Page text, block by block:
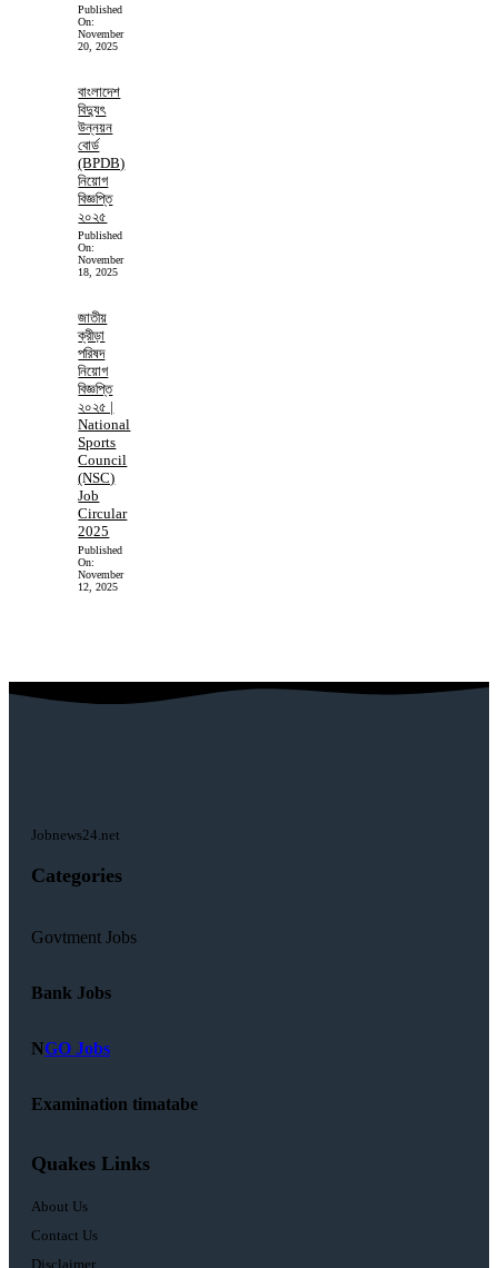
Published
On:
November
20, 2025
বাংলাদেশ
বিদ্যুৎ
উন্নয়ন
বোর্ড
(BPDB)
নিয়োগ
বিজ্ঞপ্তি
২০২৫
Published
On:
November
18, 2025
জাতীয়
ক্রীড়া
পরিষদ
নিয়োগ
বিজ্ঞপ্তি
২০২৫ |
National
Sports
Council
(NSC)
Job
Circular
2025
Published
On:
November
12, 2025
Jobnews24.net
Categories
Govtment Jobs
Bank Jobs
NGO Jobs
Examination timatabe
Quakes Links
About Us
Contact Us
Disclaimer